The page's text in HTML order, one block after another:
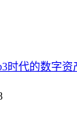
时代的数字